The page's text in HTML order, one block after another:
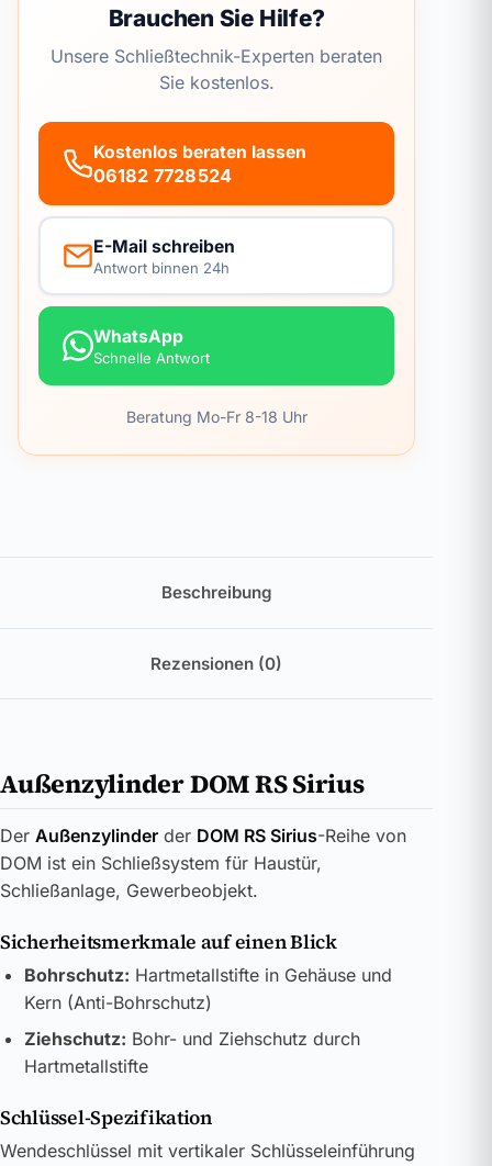
Brauchen Sie Hilfe?
Unsere Schließtechnik-Experten beraten
Sie kostenlos.
Kostenlos beraten lassen
06182 7728524
E-Mail schreiben
Antwort binnen 24h
WhatsApp
Schnelle Antwort
Beratung Mo-Fr 8-18 Uhr
Beschreibung
Rezensionen (0)
Außenzylinder DOM RS Sirius
Der Außenzylinder der DOM RS Sirius-Reihe von
DOM ist ein Schließsystem für Haustür,
Schließanlage, Gewerbeobjekt.
Sicherheitsmerkmale auf einen Blick
Bohrschutz: Hartmetallstifte in Gehäuse und
Kern (Anti-Bohrschutz)
Ziehschutz: Bohr- und Ziehschutz durch
Hartmetallstifte
Schlüssel-Spezifikation
Wendeschlüssel mit vertikaler Schlüsseleinführung